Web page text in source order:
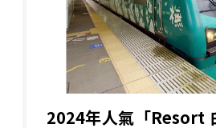
2024年人氣「Resort